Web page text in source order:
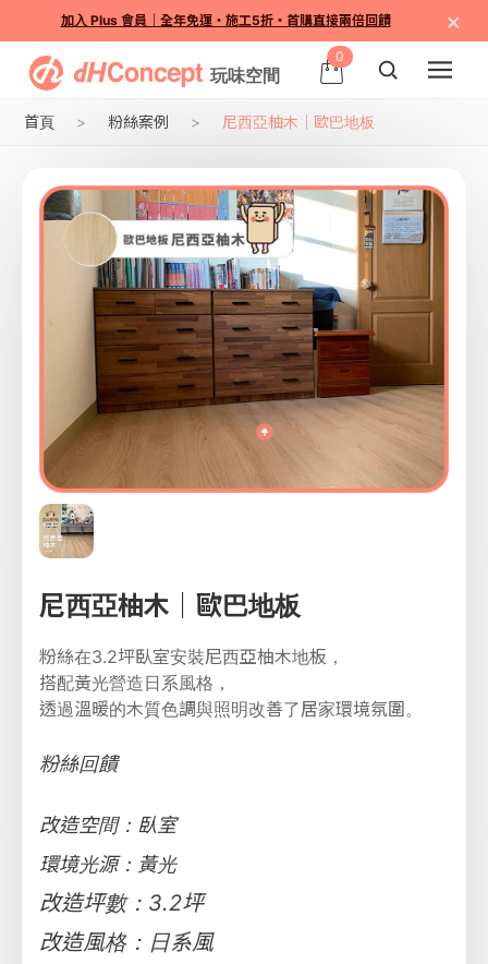
加入 Plus 會員｜全年免運・施工5折・首購直接兩倍回饋 ×
0
首頁 粉絲案例 尼西亞柚木｜歐巴地板
尼西亞柚木｜歐巴地板
粉絲在3.2坪臥室安裝尼西亞柚木地板，
搭配黃光營造日系風格，
透過溫暖的木質色調與照明改善了居家環境氛圍。
粉絲回饋
改造空間：臥室
環境光源：黃光
改造坪數：3.2坪
改造風格：日系風